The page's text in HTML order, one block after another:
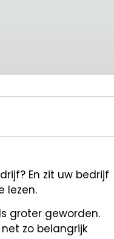
En zit uw bedrijf
lezen.
groter geworden.
zo belangrijk